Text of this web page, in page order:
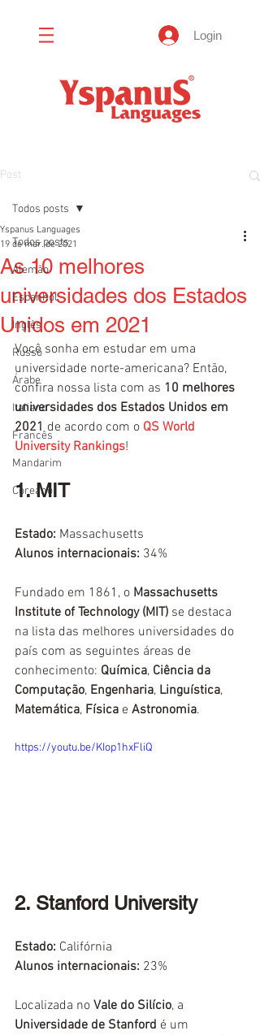
Login
Post
Todos posts
Alemão
Espanhol
Inglês
Russo
Árabe
Italiano
Francês
Mandarim
Coreano
Todos posts
As 10 melhores
universidades dos Estados
Unidos em 2021
Yspanus Languages
19 de mar. de 2021
Você sonha em estudar em uma
universidade norte-americana? Então,
confira nossa lista com as 10 melhores
universidades dos Estados Unidos em
2021 de acordo com o QS World
University Rankings!
1. MIT
Estado: Massachusetts
Alunos internacionais: 34%
Fundado em 1861, o Massachusetts
Institute of Technology (MIT) se destaca
na lista das melhores universidades do
país com as seguintes áreas de
conhecimento: Química, Ciência da
Computação, Engenharia, Linguística,
Matemática, Física e Astronomia.
https://youtu.be/KIop1hxFliQ
2. Stanford University
Estado: Califórnia
Alunos internacionais: 23%
Localizada no Vale do Silício, a
Universidade de Stanford é um